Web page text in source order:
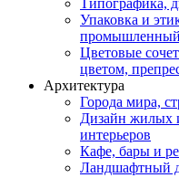
Упаковка и
промышленный
Цветовые
цветом,
Архитектура
Города мира,
Дизайн жилых
интерьеров
Кафе, бары и
Ландшафтный